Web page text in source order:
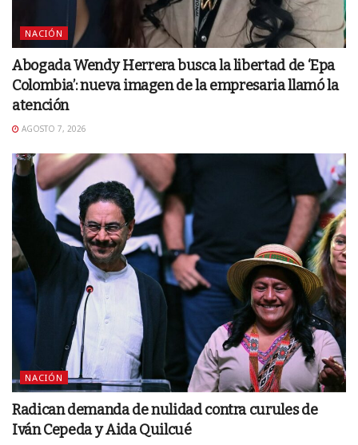
NACIÓN
Abogada Wendy Herrera busca la libertad de ‘Epa
Colombia’: nueva imagen de la empresaria llamó la
atención
AGOSTO 7, 2026
NACIÓN
Radican demanda de nulidad contra curules de
Iván Cepeda y Aida Quilcué